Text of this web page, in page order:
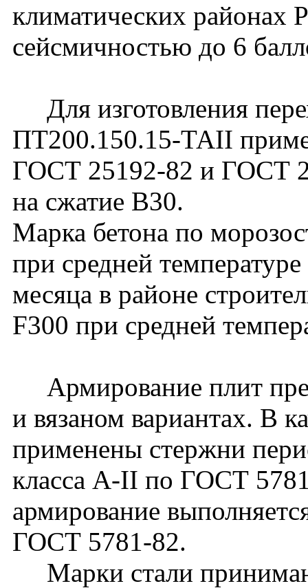
климатических районах
сейсмичностью до 6
Для изготовления
ПТ200.150.15-ТАII
ГОСТ 25192-82 и ГОСТ
на сжатие В30.
Марка бетона по
при средней
месяца в районе
F300 при средней
Армирование плит
и вязаном вариантах. В
применены стержни
класса А-II по ГОСТ
армирование
ГОСТ 5781-82.
Марки стали